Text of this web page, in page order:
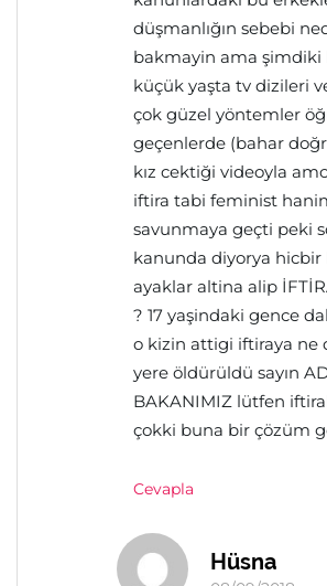
düşmanlığın sebebi
bakmayin ama şimdiki
küçük yaşta tv dizileri
çok güzel yöntemler
geçenlerde (bahar
kız cektiği videoyla
iftira tabi feminist
savunmaya geçti peki
kanunda diyorya
ayaklar altina alip
? 17 yaşindaki gence
o kizin attigi iftiraya ne
yere öldürüldü sayın
BAKANIMIZ lütfen
çokki buna bir çözüm
Cevapla
Hüsna